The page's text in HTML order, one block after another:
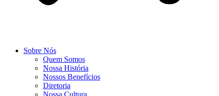
Sobre Nós
Quem Somos
Nossa História
Nossos Benefícios
Diretoria